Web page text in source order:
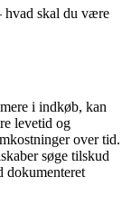
hvad skal du være
i indkøb, kan
levetid og
over tid.
søge tilskud
dokumenteret